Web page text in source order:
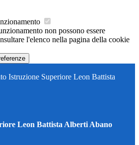
non possono essere
l'elenco nella pagina della cookie
Istruzione Superiore Leon Battista
Leon Battista Alberti Abano